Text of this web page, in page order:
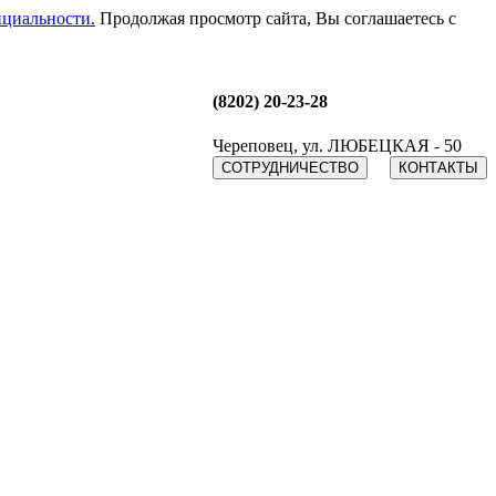
Продолжая просмотр сайта, Вы соглашаетесь с
(8202) 20-23-28
Череповец, ул. ЛЮБЕЦКАЯ - 50
СОТРУДНИЧЕСТВО КОНТАКТЫ